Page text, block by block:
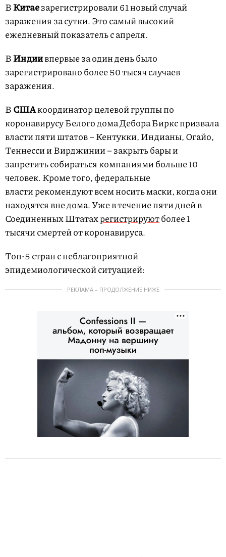
ВКитаезарегистрировали 61 новый случай
заражения за сутки. Это самый высокий
ежедневный показатель с апреля.
ВИндиивпервые за один день было
зарегистрировано более 50 тысяч случаев
заражения.
ВСШАкоординатор целевой группы по
коронавирусу Белого дома Дебора Биркс призвала
власти пяти штатов – Кентукки, Индианы, Огайо,
Теннесси и Вирджинии – закрыть бары и
запретить собираться компаниями больше 10
человек. Кроме того, федеральные
власти рекомендуют всем носить маски, когда они
находятся вне дома. Уже в течение пяти дней в
Соединенных Штатахрегистрируютболее 1
тысячи смертей от коронавируса.
Топ-5 стран с неблагоприятной
эпидемиологической ситуацией:
РЕКЛАМА – ПРОДОЛЖЕНИЕ НИЖЕ